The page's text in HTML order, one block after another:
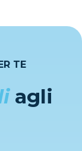
TE
agli